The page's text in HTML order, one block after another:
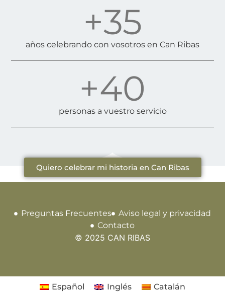
años celebrando con vosotros en Can Ribas
+35
personas a vuestro servicio
+40
Quiero celebrar mi historia en Can Ribas
Preguntas Frecuentes
Aviso legal y privacidad
Contacto
© 2025 CAN RIBAS
Español Inglés Catalán